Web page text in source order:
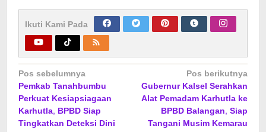
Ikuti Kami Pada
Navigasi
pos
Pos sebelumnya
Pemkab Tanahbumbu
Perkuat Kesiapsiagaan
Karhutla, BPBD Siap
Tingkatkan Deteksi Dini
Pos berikutnya
Gubernur Kalsel Serahkan
Alat Pemadam Karhutla ke
BPBD Balangan, Siap
Tangani Musim Kemarau